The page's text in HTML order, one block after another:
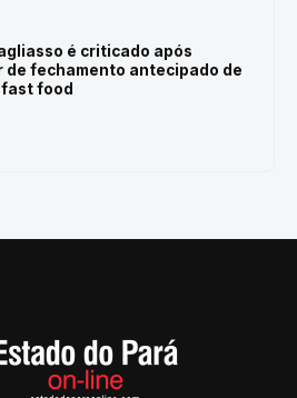
é criticado após
de fechamento antecipado de
food